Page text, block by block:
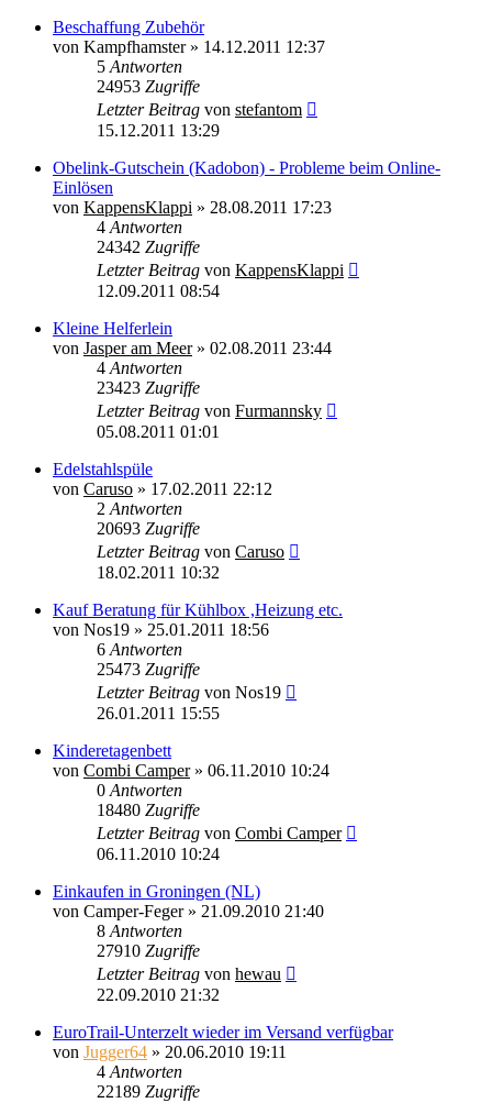
Beschaffung Zubehör
von Kampfhamster» 14.12.2011 12:37
5 Antworten
24953 Zugriffe
Letzter Beitrag von stefantom
15.12.2011 13:29
Obelink-Gutschein (Kadobon) - Probleme beim Online-
Einlösen
von KappensKlappi » 28.08.2011 17:23
4 Antworten
24342 Zugriffe
Letzter Beitrag von KappensKlappi
12.09.2011 08:54
Kleine Helferlein
von Jasper am Meer» 02.08.2011 23:44
4 Antworten
23423 Zugriffe
Letzter Beitrag von Furmannsky
05.08.2011 01:01
Edelstahlspüle
von Caruso » 17.02.2011 22:12
2 Antworten
20693 Zugriffe
Letzter Beitrag von Caruso
18.02.2011 10:32
Kauf Beratung für Kühlbox ,Heizung etc.
von Nos19 » 25.01.2011 18:56
6 Antworten
25473 Zugriffe
Letzter Beitrag von Nos19
26.01.2011 15:55
Kinderetagenbett
von Combi Camper» 06.11.2010 10:24
0 Antworten
18480 Zugriffe
Letzter Beitrag von Combi Camper
06.11.2010 10:24
Einkaufen in Groningen (NL)
von Camper-Feger» 21.09.2010 21:40
8 Antworten
27910 Zugriffe
Letzter Beitrag von hewau
22.09.2010 21:32
EuroTrail-Unterzelt wieder im Versand verfügbar
von Jugger64 » 20.06.2010 19:11
4 Antworten
22189 Zugriffe